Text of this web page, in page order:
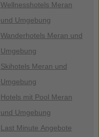
Wellnesshotels Meran
und Umgebung
Wanderhotels Meran und
Umgebung
Skihotels Meran und
Umgebung
Hotels mit Pool Meran
und Umgebung
Last Minute Angebote